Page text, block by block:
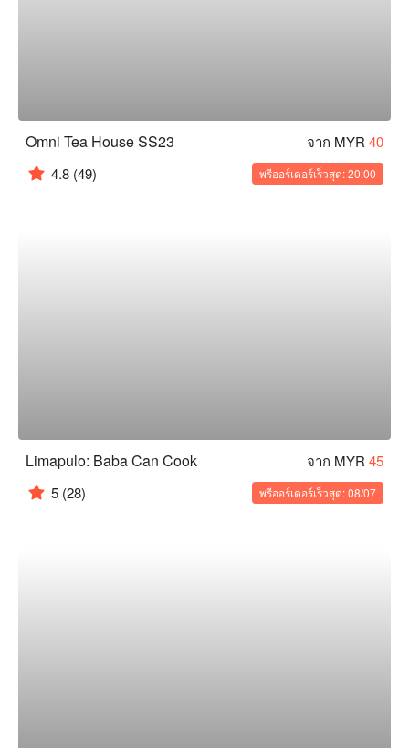
Omni Tea House SS23 จาก MYR 40
4.8 (49) พรีออร์เดอร์เร็วสุด: 20:00
Limapulo: Baba Can Cook จาก MYR 45
5 (28) พรีออร์เดอร์เร็วสุด: 08/07